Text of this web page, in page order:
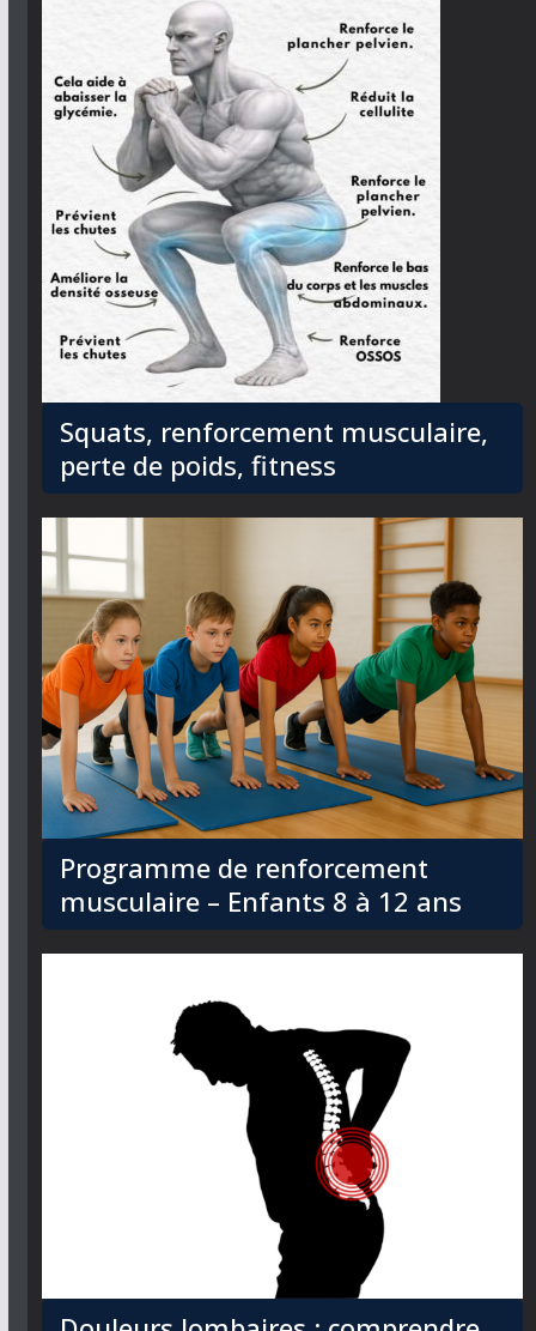
Squats, renforcement musculaire,
perte de poids, fitness
Programme de renforcement
musculaire – Enfants 8 à 12 ans